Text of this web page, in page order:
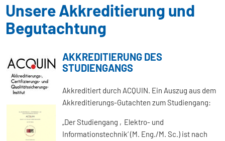
Unsere Akkreditierung und
Begutachtung
AKKREDITIERUNG DES
STUDIENGANGS
Akkreditiert durch ACQUIN. Ein Auszug aus dem
Akkreditierungs-Gutachten zum Studiengang:
„Der Studiengang ‚Elektro- und
Informationstechnik‘ (M. Eng./M. Sc.) ist nach